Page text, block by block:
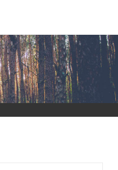
CODZIENNEGO